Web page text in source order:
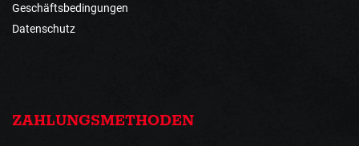
Geschäftsbedingungen
Datenschutz
ZAHLUNGSMETHODEN